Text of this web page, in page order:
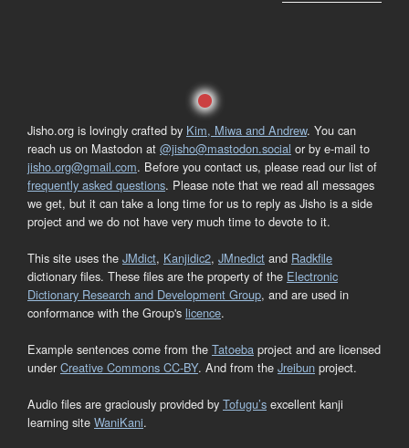
Jisho.org is lovingly crafted by Kim, Miwa and Andrew. You can
reach us on Mastodon at @jisho@mastodon.social or by e-mail to
jisho.org@gmail.com. Before you contact us, please read our list of
frequently asked questions. Please note that we read all messages
we get, but it can take a long time for us to reply as Jisho is a side
project and we do not have very much time to devote to it.
This site uses the JMdict, Kanjidic2, JMnedict and Radkfile
dictionary files. These files are the property of the Electronic
Dictionary Research and Development Group, and are used in
conformance with the Group's licence.
Example sentences come from the Tatoeba project and are licensed
under Creative Commons CC-BY. And from the Jreibun project.
Audio files are graciously provided by Tofugu’s excellent kanji
learning site WaniKani.